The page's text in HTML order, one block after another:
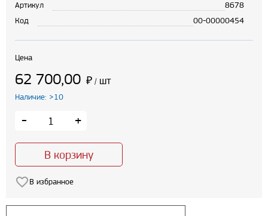
Артикул
8678
Код
00-00000454
Цена
62 700,00 ₽ / шт
Наличие: >10
- +
В корзину
В избранное